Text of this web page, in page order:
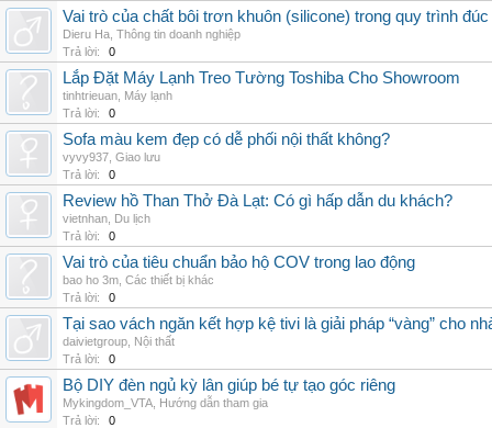
Vai trò của chất bôi trơn khuôn (silicone) trong quy trình
Dieru Ha Thông tin doanh nghiệp
Trả lời:
0
Lắp Đặt Máy Lạnh Treo Tường Toshiba Cho Showroom
tinhtrieuan Máy lạnh
Trả lời:
0
Sofa màu kem đẹp có dễ phối nội thất không?
vyvy937 Giao lưu
Trả lời:
0
Review hồ Than Thở Đà Lạt: Có gì hấp dẫn du khách?
vietnhan Du lịch
Trả lời:
0
Vai trò của tiêu chuẩn bảo hộ COV trong lao động
bao ho 3m Các thiết bị khác
Trả lời:
0
Tại sao vách ngăn kết hợp kệ tivi là giải pháp “vàng” cho
daivietgroup Nội thất
Trả lời:
0
Bộ DIY đèn ngủ kỳ lân giúp bé tự tạo góc riêng
Mykingdom_VTA Hướng dẫn tham gia
Trả lời:
0